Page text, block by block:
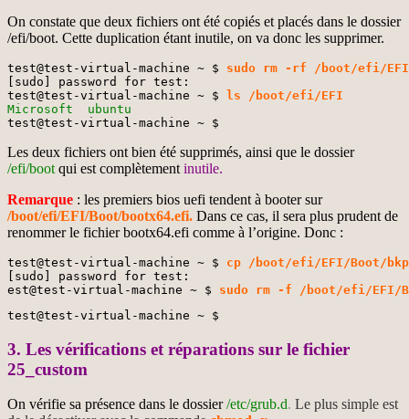
On constate que deux fichiers ont été copiés et placés dans le dossier
/efi/boot. Cette duplication étant inutile, on va donc les supprimer.
test@test-virtual-machine ~ $ sudo rm -rf /boot/efi/
[sudo] password for test:
test@test-virtual-machine ~ $
ls /boot/efi/EFI
Microsoft  ubuntu
test@test-virtual-machine ~ $
Les deux fichiers ont bien été supprimés, ainsi que le dossier
/efi/boot qui est complètement inutile.
Remarque : les premiers bios uefi tendent à booter sur
/boot/efi/EFI/Boot/bootx64.efi. Dans ce cas, il sera plus prudent de
renommer le fichier bootx64.efi comme à l’origine. Donc :
test@test-virtual-machine ~ $ cp /boot/efi/EFI/Boot/
[sudo] password for test:
est@test-virtual-machine ~ $ sudo rm -f /boot/efi/EFI/
test@test-virtual-machine ~ $
3. Les vérifications et réparations sur le fichier
25_custom
On vérifie sa présence dans le dossier/etc/grub.d. Le plus simple est